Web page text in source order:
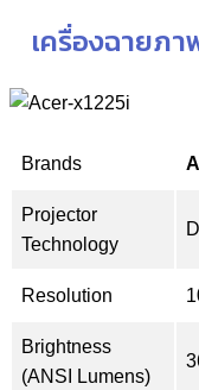
เครื่องฉายภา
Brands
Projector
Technology
Resolution
Brightness
(ANSI Lumens)